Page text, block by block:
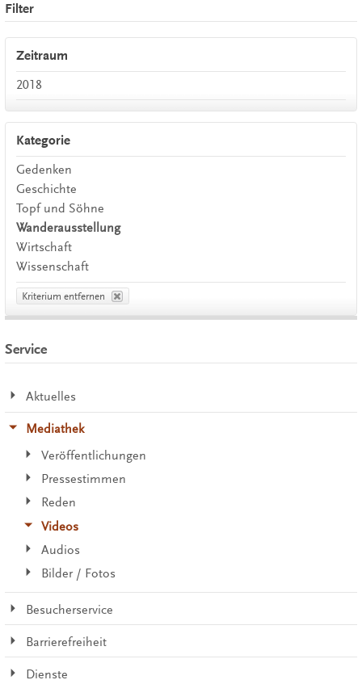
Filter
Zeitraum
2018
Kategorie
Gedenken
Geschichte
Topf und Söhne
Wanderausstellung
Wirtschaft
Wissenschaft
Kriterium entfernen
Service
Aktuelles
Mediathek
Veröffentlichungen
Pressestimmen
Reden
Videos
Audios
Bilder / Fotos
Besucherservice
Barrierefreiheit
Dienste